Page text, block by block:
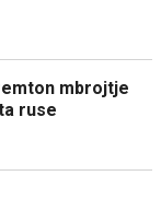
mbrojtje
ruse